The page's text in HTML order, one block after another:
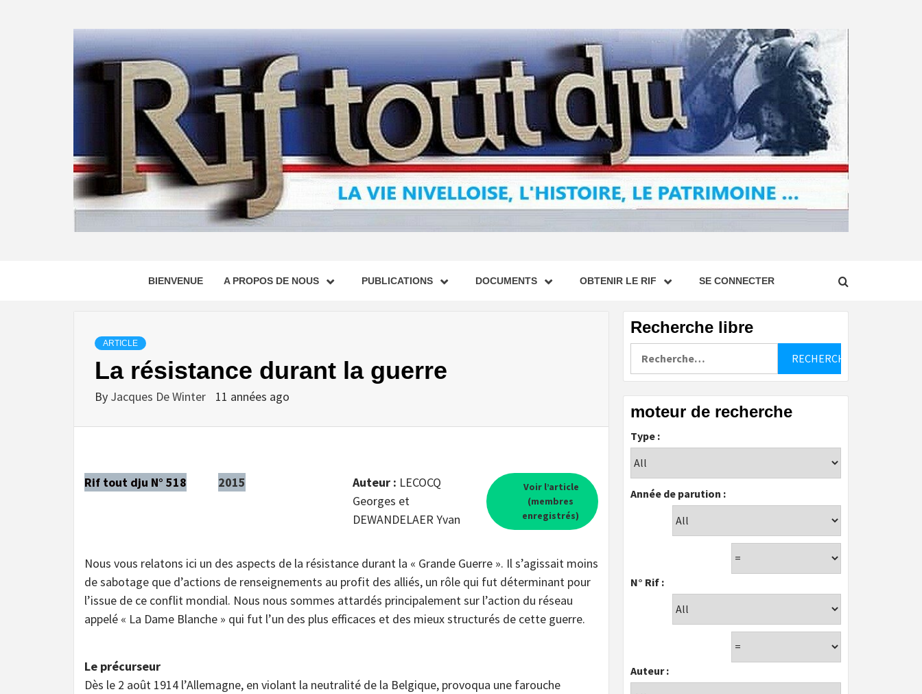
BIENVENUE A PROPOS DE NOUS PUBLICATIONS DOCUMENTS OBTENIR LE RIF SE CONNECTER
ARTICLE
La résistance durant la guerre
By Jacques De Winter 11 années ago
Rif tout dju N° 518 2015 Auteur : LECOCQ
Georges et
DEWANDELAER Yvan
Voir l’article
(membres
enregistrés)
Nous vous relatons ici un des aspects de la résistance durant la « Grande Guerre ». Il s’agissait moins
de sabotage que d’actions de renseignements au profit des alliés, un rôle qui fut déterminant pour
l’issue de ce conflit mondial. Nous nous sommes attardés principalement sur l’action du réseau
appelé « La Dame Blanche » qui fut l’un des plus efficaces et des mieux structurés de cette guerre.
Le précurseur
Dès le 2 août 1914 l’Allemagne, en violant la neutralité de la Belgique, provoqua une farouche
Recherche libre
moteur de recherche
Type :
Année de parution :
N° Rif :
Auteur :